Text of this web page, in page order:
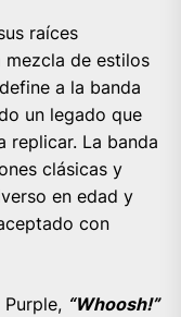
raíces
mezcla de estilos
a la banda
un legado que
replicar. La banda
clásicas y
en edad y
con
“Whoosh!”